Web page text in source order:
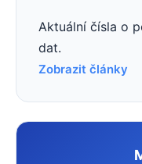
Aktuální čísla o
dat.
Zobrazit články